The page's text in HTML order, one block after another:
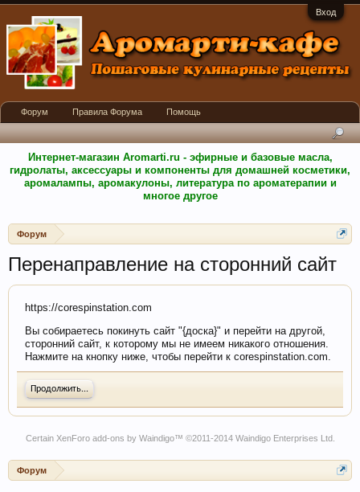
Вход
Интернет-магазин Aromarti.ru - эфирные и базовые масла,
гидролаты, аксессуары и компоненты для домашней косметики,
аромалампы, аромакулоны, литература по ароматерапии и
многое другое
Форум
Перенаправление на сторонний сайт
https://corespinstation.com
Вы собираетесь покинуть сайт "{доска}" и перейти на другой,
сторонний сайт, к которому мы не имеем никакого отношения.
Нажмите на кнопку ниже, чтобы перейти к corespinstation.com.
Продолжить...
Certain XenForo add-ons by Waindigo™ ©2011-2014 Waindigo Enterprises Ltd.
Форум
Форум Правила Форума Помощь